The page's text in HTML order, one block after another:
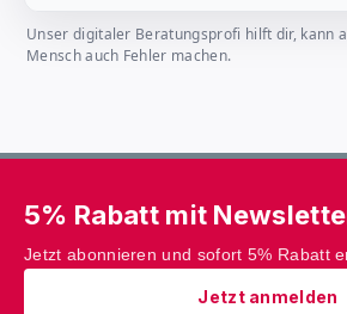
Unser digitaler Beratungsprofi hilft dir, kann
Mensch auch Fehler machen.
5% Rabatt mit
Jetzt abonnieren und sofort 5% Rabatt
Jetzt anmelden